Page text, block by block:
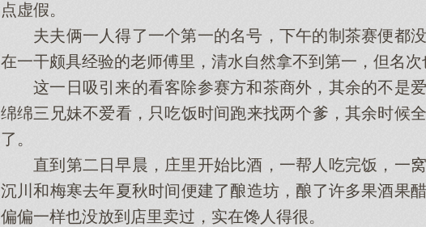
点虚假。
夫夫俩一人得了一个第一的名号，下午的制茶赛便都没
在一干颇具经验的老师傅里，清水自然拿不到第一，但名次
这一日吸引来的看客除参赛方和茶商外，其余的不是爱
绵绵三兄妹不爱看，只吃饭时间跑来找两个爹，其余时候
了。
直到第二日早晨，庄里开始比酒，一帮人吃完饭，一
沉川和梅寒去年夏秋时间便建了酿造坊，酿了许多果酒果
偏偏一样也没放到店里卖过，实在馋人得很。